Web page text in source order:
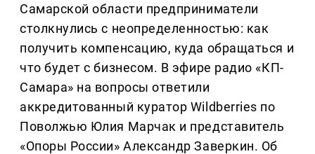
Самарской области предприниматели
столкнулись с неопределенностью: как
получить компенсацию, куда обращаться и
что будет с бизнесом. В эфире радио «КП-
Самара» на вопросы ответили
аккредитованный куратор Wildberries по
Поволжью Юлия Марчак и представитель
«Опоры России» Александр Заверкин. Об